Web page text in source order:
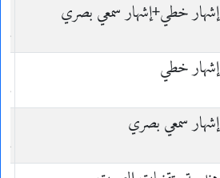
إشهار خطي+إشهار سمعي بصري
إشهار خطي
إشهار سمعي بصري